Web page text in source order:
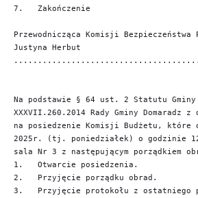
7.   Zakończenie
Przewodnicząca Komisji
Justyna Herbut
Na podstawie § 64 ust. 2 Statutu Gminy
XXXVII.260.2014 Rady Gminy
na posiedzenie Komisji Budżetu,
2025r. (tj. poniedziałek) o godzinie
sala Nr 3 z następującym porządkiem
1.   Otwarcie posiedzenia.
2.   Przyjęcie porządku obrad.
3.   Przyjęcie protokołu z ostatniego